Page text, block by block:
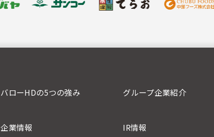
バローHDの5つの強み
企業情報
グループ企業紹介
IR情報